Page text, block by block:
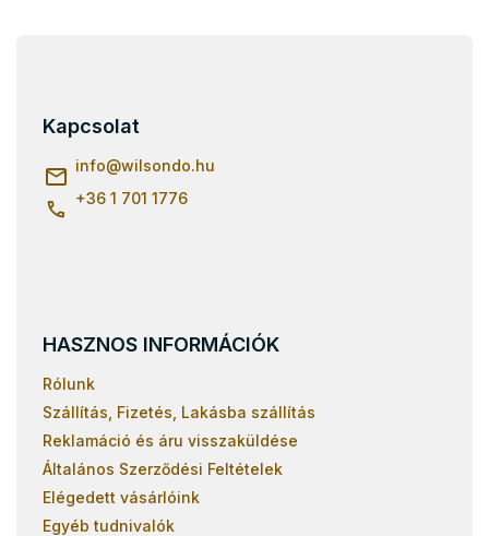
Kapcsolat
info@wilsondo.hu
+36 1 701 1776
HASZNOS INFORMÁCIÓK
Rólunk
Szállítás, Fizetés, Lakásba szállítás
Reklamáció és áru visszaküldése
Általános Szerződési Feltételek
Elégedett vásárlóink
Egyéb tudnivalók